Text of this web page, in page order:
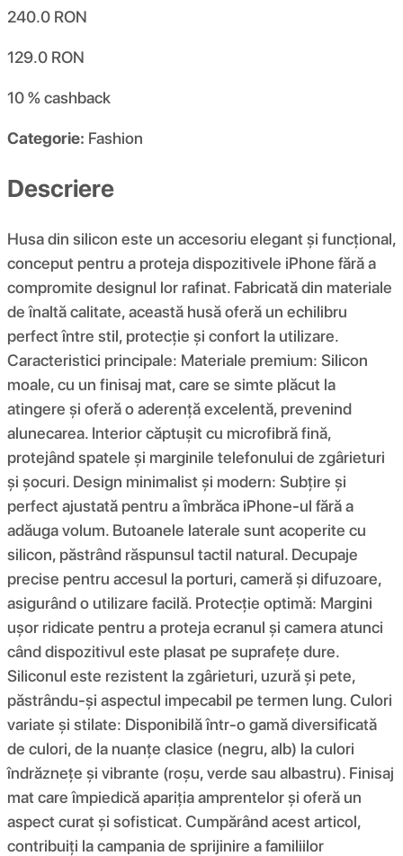
240.0 RON
129.0 RON
10 %cashback
Categorie: Fashion
Descriere
Husa din silicon este un accesoriu elegant și funcțional,
conceput pentru a proteja dispozitivele iPhone fără a
compromite designul lor rafinat. Fabricată din materiale
de înaltă calitate, această husă oferă un echilibru
perfect între stil, protecție și confort la utilizare.
Caracteristici principale: Materiale premium: Silicon
moale, cu un finisaj mat, care se simte plăcut la
atingere și oferă o aderență excelentă, prevenind
alunecarea. Interior căptușit cu microfibră fină,
protejând spatele și marginile telefonului de zgârieturi
și șocuri. Design minimalist și modern: Subțire și
perfect ajustată pentru a îmbrăca iPhone-ul fără a
adăuga volum. Butoanele laterale sunt acoperite cu
silicon, păstrând răspunsul tactil natural. Decupaje
precise pentru accesul la porturi, cameră și difuzoare,
asigurând o utilizare facilă. Protecție optimă: Margini
ușor ridicate pentru a proteja ecranul și camera atunci
când dispozitivul este plasat pe suprafețe dure.
Siliconul este rezistent la zgârieturi, uzură și pete,
păstrându-și aspectul impecabil pe termen lung. Culori
variate și stilate: Disponibilă într-o gamă diversificată
de culori, de la nuanțe clasice (negru, alb) la culori
îndrăznețe și vibrante (roșu, verde sau albastru). Finisaj
mat care împiedică apariția amprentelor și oferă un
aspect curat și sofisticat. Cumpărând acest articol,
contribuiți la campania de sprijinire a familiilor